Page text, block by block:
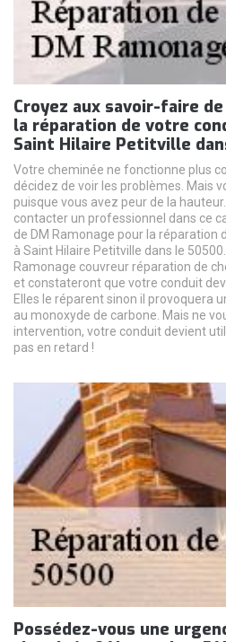
Croyez aux savoir-faire
la réparation de votre
Saint Hilaire Petitville
Votre cheminée ne fonctionne plus
décidez de voir les problèmes. Mais
puisque vous avez peur de la
contacter un professionnel dans ce
de DM Ramonage pour la réparation
à Saint Hilaire Petitville dans le
Ramonage couvreur réparation de
et constateront que votre conduit
Elles le réparent sinon il provoquera
au monoxyde de carbone. Mais ne
intervention, votre conduit devient
pas en retard !
Possédez-vous une